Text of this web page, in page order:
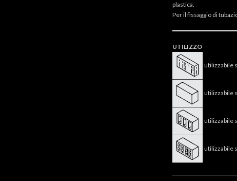
plastica.
Per il fissaggio di
UTILIZZO
utilizzabile
utilizzabile
utilizzabile
utilizzabile